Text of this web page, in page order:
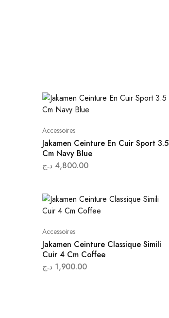
Accessoires
Jakamen Ceinture En Cuir Sport 3.5
Cm Navy Blue
4,800.00 د.ج
Accessoires
Jakamen Ceinture Classique Simili
Cuir 4 Cm Coffee
1,900.00 د.ج